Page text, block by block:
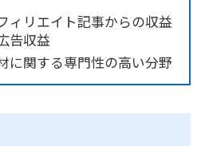
ィリエイト記事からの収益
告収益
に関する専門性の高い分野